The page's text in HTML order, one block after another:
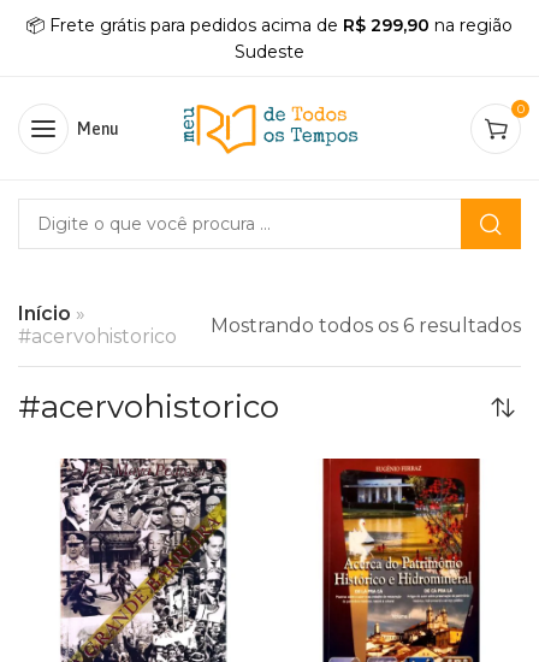
📦 Frete grátis para pedidos acima de R$ 299,90 na região
Sudeste
Menu
0
Início »
#acervohistorico
Mostrando todos os 6 resultados
#acervohistorico